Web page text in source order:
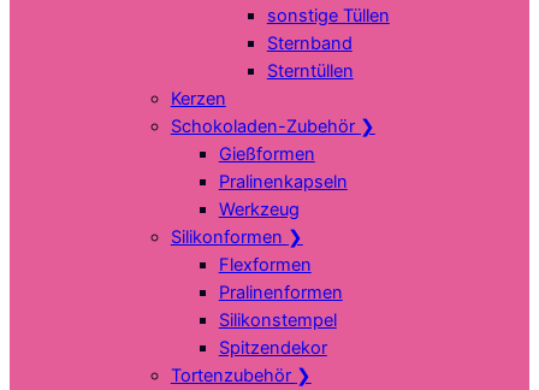
sonstige Tüllen
Sternband
Sterntüllen
Kerzen
Schokoladen-Zubehör ❯
Gießformen
Pralinenkapseln
Werkzeug
Silikonformen ❯
Flexformen
Pralinenformen
Silikonstempel
Spitzendekor
Tortenzubehör ❯